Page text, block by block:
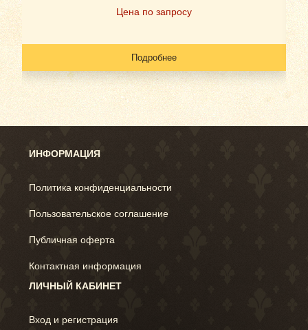
Цена по запросу
Подробнее
ИНФОРМАЦИЯ
Политика конфиденциальности
Пользовательское соглашение
Публичная оферта
Контактная информация
ЛИЧНЫЙ КАБИНЕТ
Вход и регистрация